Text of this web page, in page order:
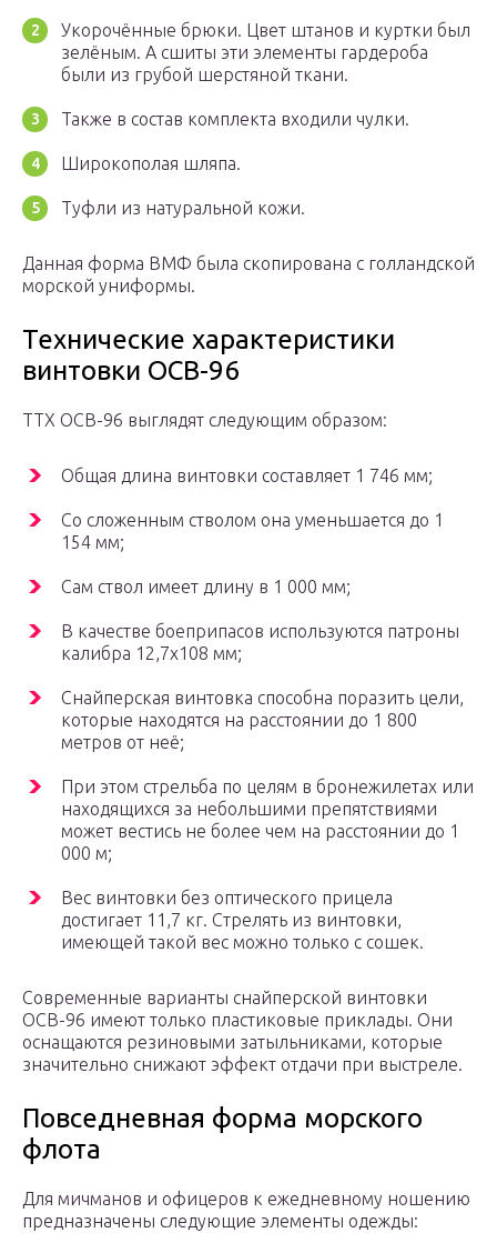
Укорочённые брюки. Цвет штанов и куртки был
зелёным. А сшиты эти элементы гардероба
были из грубой шерстяной ткани.
Также в состав комплекта входили чулки.
Широкополая шляпа.
Туфли из натуральной кожи.
Данная форма ВМФ была скопирована с голландской
морской униформы.
Технические характеристики
винтовки ОСВ-96
ТТХ ОСВ-96 выглядят следующим образом:
Общая длина винтовки составляет 1 746 мм;
Со сложенным стволом она уменьшается до 1
154 мм;
Сам ствол имеет длину в 1 000 мм;
В качестве боеприпасов используются патроны
калибра 12,7х108 мм;
Снайперская винтовка способна поразить цели,
которые находятся на расстоянии до 1 800
метров от неё;
При этом стрельба по целям в бронежилетах или
находящихся за небольшими препятствиями
может вестись не более чем на расстоянии до 1
000 м;
Вес винтовки без оптического прицела
достигает 11,7 кг. Стрелять из винтовки,
имеющей такой вес можно только с сошек.
Современные варианты снайперской винтовки
ОСВ-96 имеют только пластиковые приклады. Они
оснащаются резиновыми затыльниками, которые
значительно снижают эффект отдачи при выстреле.
Повседневная форма морского
флота
Для мичманов и офицеров к ежедневному ношению
предназначены следующие элементы одежды: